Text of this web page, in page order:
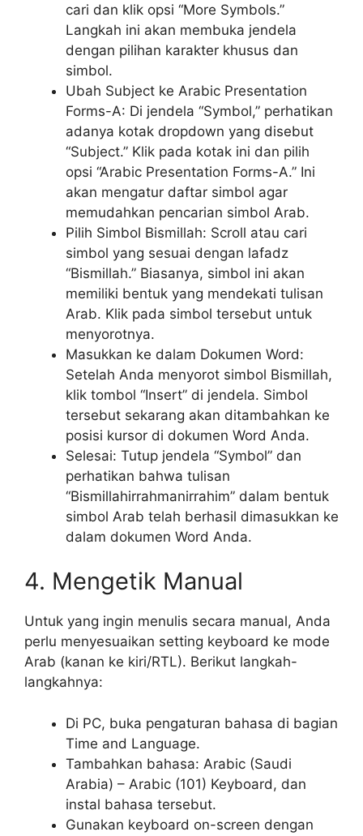
cari dan klik opsi “More Symbols.”
Langkah ini akan membuka jendela
dengan pilihan karakter khusus dan
simbol.
Ubah Subject ke Arabic Presentation
Forms-A: Di jendela “Symbol,” perhatikan
adanya kotak dropdown yang disebut
“Subject.” Klik pada kotak ini dan pilih
opsi “Arabic Presentation Forms-A.” Ini
akan mengatur daftar simbol agar
memudahkan pencarian simbol Arab.
Pilih Simbol Bismillah: Scroll atau cari
simbol yang sesuai dengan lafadz
“Bismillah.” Biasanya, simbol ini akan
memiliki bentuk yang mendekati tulisan
Arab. Klik pada simbol tersebut untuk
menyorotnya.
Masukkan ke dalam Dokumen Word:
Setelah Anda menyorot simbol Bismillah,
klik tombol “Insert” di jendela. Simbol
tersebut sekarang akan ditambahkan ke
posisi kursor di dokumen Word Anda.
Selesai: Tutup jendela “Symbol” dan
perhatikan bahwa tulisan
“Bismillahirrahmanirrahim” dalam bentuk
simbol Arab telah berhasil dimasukkan ke
dalam dokumen Word Anda.
4. Mengetik Manual
Untuk yang ingin menulis secara manual, Anda
perlu menyesuaikan setting keyboard ke mode
Arab (kanan ke kiri/RTL). Berikut langkah-
langkahnya:
Di PC, buka pengaturan bahasa di bagian
Time and Language.
Tambahkan bahasa: Arabic (Saudi
Arabia) – Arabic (101) Keyboard, dan
instal bahasa tersebut.
Gunakan keyboard on-screen dengan